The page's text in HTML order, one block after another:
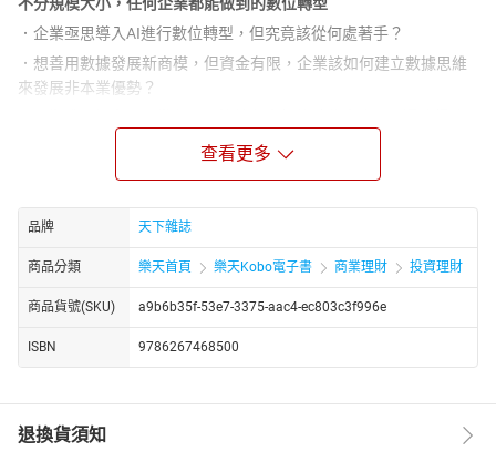
．企業亟思導入AI進行數位轉型，但究竟該從何處著手？
．想善用數據發展新商模，但資金有限，企業該如何建立數據思維
來發展非本業優勢？
著改變，迫使企業也必須改變，甚至必須走在消費者之前。
** 懂消費者的服務才是智慧化服務，不懂消費者的服務只是自
動化服務，如何進行數位轉型，才能真正邁向智慧化服務？**
張榮貴博士有超過30年以上的軟體開發經驗，近年積極推動產
業AI智慧應用發展。他特別將輔導上百家企業產業AI化的過程中，
針對非技術背景的產業人士所遇到的難題，在本書中提供解方。從
法逐一說明，全面建構AI的思維地圖，協助企業數位轉型，加速應
變的腳步，進而創造新的商業模式，成為領先業界數位轉型的先行
查看更多
品牌 天下雜誌
商品分類 樂天首頁 樂天Kobo電子書 商業理財 投資理財
商品貨號(SKU) a9b6b35f-53e7-3375-aac4-ec803c3f996e
ISBN 9786267468500
退換貨須知